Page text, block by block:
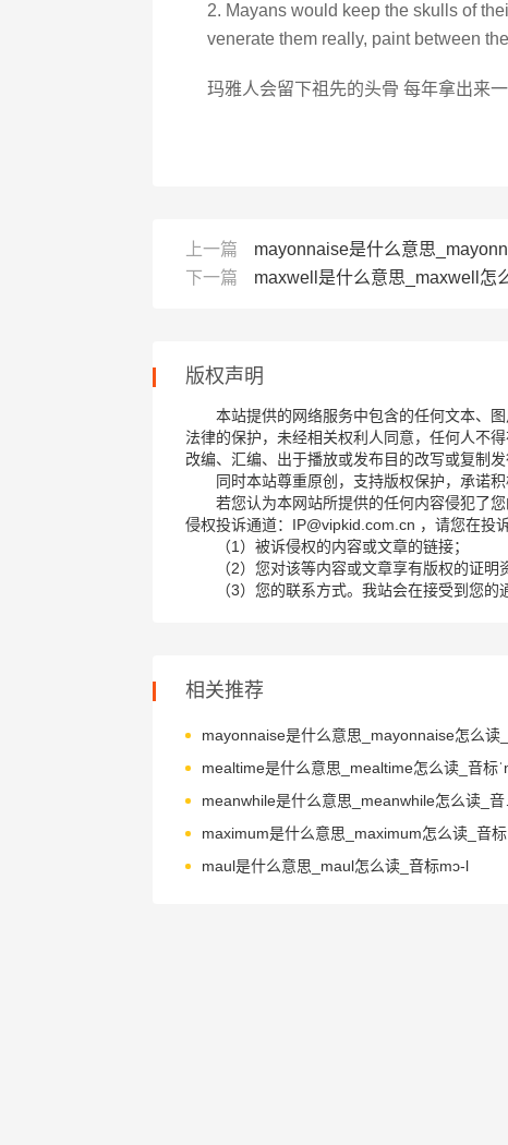
2. Mayans would keep the skulls of
venerate them really, paint between
玛雅人会留下祖先的头骨 每年拿出来
上一篇
mayonnaise是什么意思
下一篇
maxwell是什么意思_maxwell怎
版权声明
本站提供的网络服务中包含的任何文本、
法律的保护，未经相关权利人同意，任何人不
改编、汇编、出于播放或发布目的改写或复制发
同时本站尊重原创，支持版权保护，承诺积
若您认为本网站所提供的任何内容侵犯了
侵权投诉通道：IP@vipkid.com.cn ，请您在投
（1）被诉侵权的内容或文章的链接；
（2）您对该等内容或文章享有版权的证明
（3）您的联系方式。我站会在接受到您的
相关推荐
meanwhile是什么意
maul是什么意思_maul怎么读_音标mɔ-l